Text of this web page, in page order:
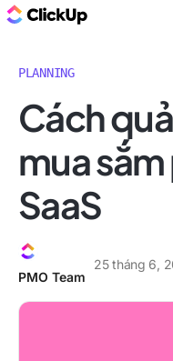
PLANNING
Cách
mua
SaaS
PMO Team
25 tháng 6,